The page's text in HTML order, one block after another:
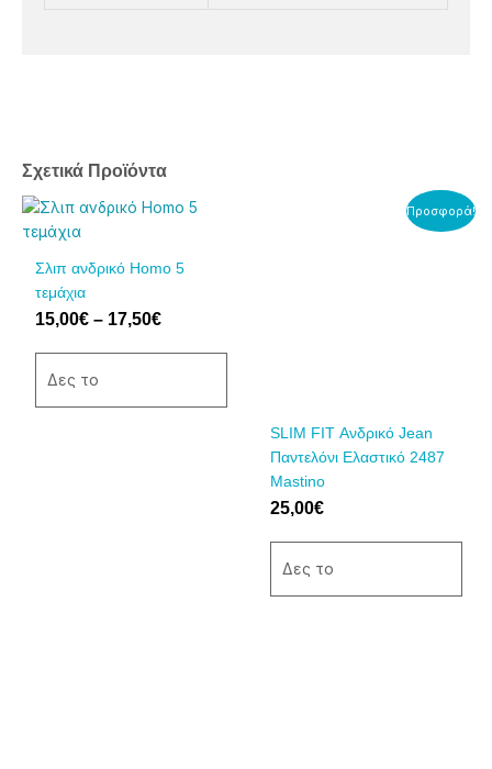
Σχετικά Προϊόντα
Σλιπ ανδρικό Homo 5
τεμάχια
15,00€ – 17,50€
Price
through
Δες το
Αυτό
το
έχει
πολλαπλές
παραλλαγές.
Οι
επιλογές
Προσφορά!
SLIM FIT Ανδρικό Jean
Παντελόνι Ελαστικό 2487
Mastino
25,00€
Δες το
να
επιλεγούν
στη
προϊόντος